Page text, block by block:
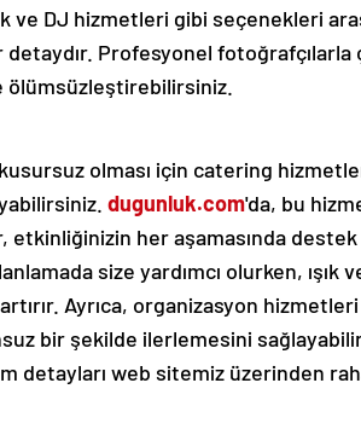
ve DJ hizmetleri gibi seçenekleri
detaydır. Profesyonel fotoğrafçılarla
ölümsüzleştirebilirsiniz.
olması için catering
dugunluk.com'da, bu
her aşamasında destek
size yardımcı olurken, ışık
Ayrıca, organizasyon
bir şekilde ilerlemesini
detayları web sitemiz üzerinden